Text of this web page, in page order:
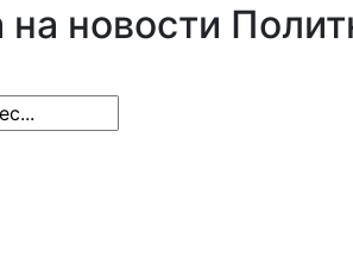
новости